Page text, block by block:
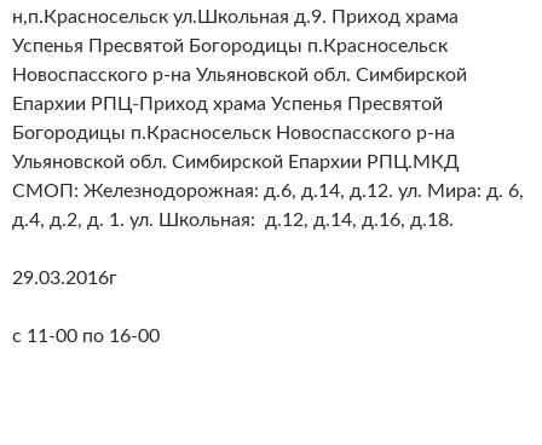
н,п.Красносельск ул.Школьная д.9. Приход храма
Успенья Пресвятой Богородицы п.Красносельск
Новоспасского р-на Ульяновской обл. Симбирской
Епархии РПЦ-Приход храма Успенья Пресвятой
Богородицы п.Красносельск Новоспасского р-на
Ульяновской обл. Симбирской Епархии РПЦ.МКД
СМОП: Железнодорожная: д.6, д.14, д.12. ул. Мира: д. 6,
д.4, д.2, д. 1. ул. Школьная: д.12, д.14, д.16, д.18.
29.03.2016г
с 11-00 по 16-00